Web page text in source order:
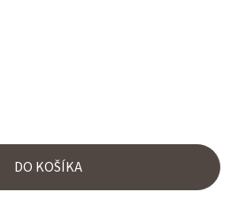
DO KOŠÍKA